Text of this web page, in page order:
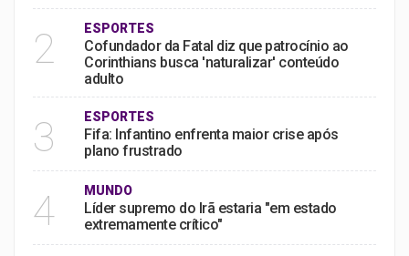
2 ESPORTES
Cofundador da Fatal diz que patrocínio ao
Corinthians busca 'naturalizar' conteúdo
adulto
3 ESPORTES
Fifa: Infantino enfrenta maior crise após
plano frustrado
4 MUNDO
Líder supremo do Irã estaria "em estado
extremamente crítico"